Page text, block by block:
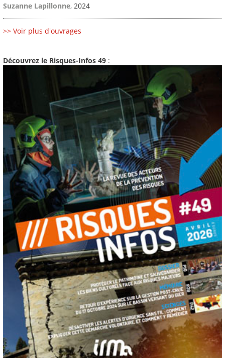
Suzanne Lapillonne, 2024
>> Voir plus d'ouvrages
Découvrez le Risques-Infos 49 :